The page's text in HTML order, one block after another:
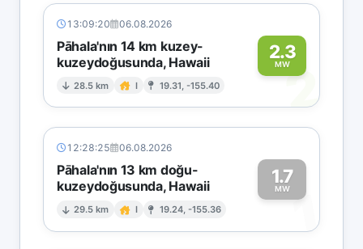
13:09:20 06.08.2026
Pāhala'nın 14 km kuzey-
kuzeydoğusunda, Hawaii
28.5 km I 19.31, -155.40
2.3
MW2
12:28:25 06.08.2026
Pāhala'nın 13 km doğu-
kuzeydoğusunda, Hawaii
29.5 km I 19.24, -155.36
1.7
MW1